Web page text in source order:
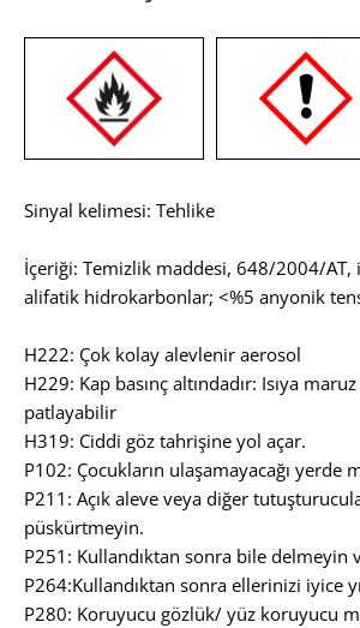
Sinyal kelimesi: Tehlike
İçeriği: Temizlik maddesi, 648/2004/AT,
alifatik hidrokarbonlar; <%5 anyonik
H222: Çok kolay alevlenir aerosol
H229: Kap basınç altındadır: Isıya maruz
patlayabilir
H319: Ciddi göz tahrişine yol açar.
P102: Çocukların ulaşamayacağı yerde
P211: Açık aleve veya diğer
püskürtmeyin.
P251: Kullandıktan sonra bile delmeyin
P264:Kullandıktan sonra ellerinizi iyice
P280: Koruyucu gözlük/ yüz koruyucu